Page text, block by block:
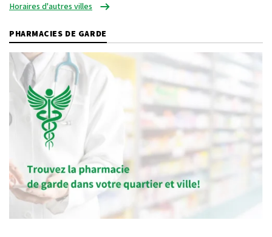
Horaires d'autres villes
PHARMACIES DE GARDE